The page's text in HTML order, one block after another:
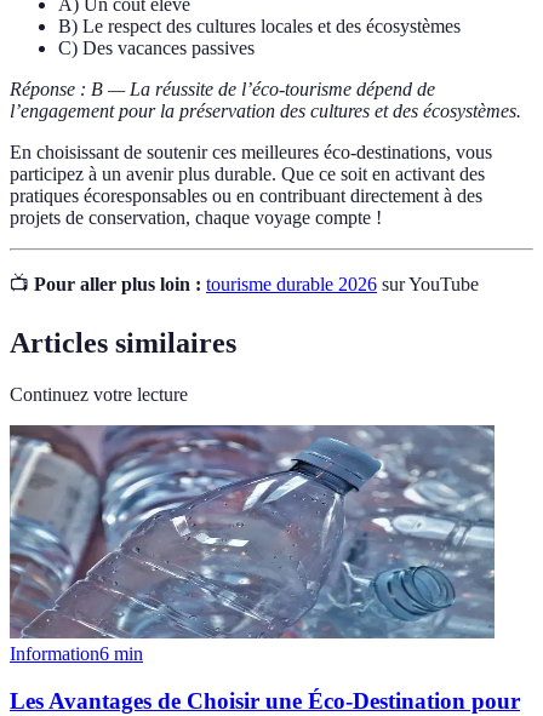
A) Un coût élevé
B) Le respect des cultures locales et des écosystèmes
C) Des vacances passives
Réponse : B — La réussite de l’éco-tourisme dépend de
l’engagement pour la préservation des cultures et des écosystèmes.
En choisissant de soutenir ces meilleures éco-destinations, vous
participez à un avenir plus durable. Que ce soit en activant des
pratiques écoresponsables ou en contribuant directement à des
projets de conservation, chaque voyage compte !
📺 Pour aller plus loin : tourisme durable 2026 sur YouTube
Articles similaires
Continuez votre lecture
Information6 min
Les Avantages de Choisir une Éco-Destination pour